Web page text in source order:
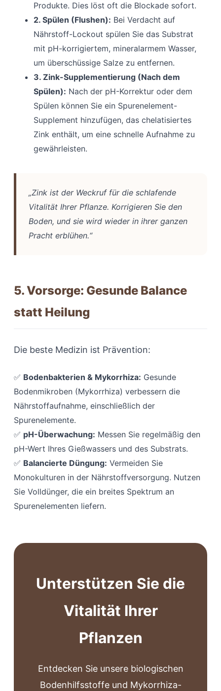
Produkte. Dies löst oft die Blockade sofort.
2. Spülen (Flushen): Bei Verdacht auf
Nährstoff-Lockout spülen Sie das Substrat
mit pH-korrigiertem, mineralarmem Wasser,
um überschüssige Salze zu entfernen.
3. Zink-Supplementierung (Nach dem
Spülen): Nach der pH-Korrektur oder dem
Spülen können Sie ein Spurenelement-
Supplement hinzufügen, das chelatisiertes
Zink enthält, um eine schnelle Aufnahme zu
gewährleisten.
„Zink ist der Weckruf für die schlafende
Vitalität Ihrer Pflanze. Korrigieren Sie den
Boden, und sie wird wieder in ihrer ganzen
Pracht erblühen.“
5. Vorsorge: Gesunde Balance
statt Heilung
Die beste Medizin ist Prävention:
✅ Bodenbakterien & Mykorrhiza: Gesunde
Bodenmikroben (Mykorrhiza) verbessern die
Nährstoffaufnahme, einschließlich der
Spurenelemente.
✅ pH-Überwachung: Messen Sie regelmäßig den
pH-Wert Ihres Gießwassers und des Substrats.
✅ Balancierte Düngung: Vermeiden Sie
Monokulturen in der Nährstoffversorgung. Nutzen
Sie Volldünger, die ein breites Spektrum an
Spurenelementen liefern.
Unterstützen Sie die
Vitalität Ihrer
Pflanzen
Entdecken Sie unsere biologischen
Bodenhilfsstoffe und Mykorrhiza-